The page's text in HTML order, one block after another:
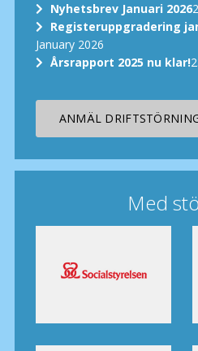
Nyhetsbrev Januari 2026
Registeruppgradering
January 2026
Årsrapport 2025 nu klar!
ANMÄL
Med